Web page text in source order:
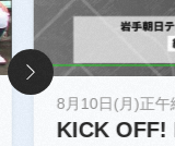
8月10日(月)正午
KICK OFF!